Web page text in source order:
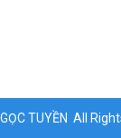
TUYỀN All